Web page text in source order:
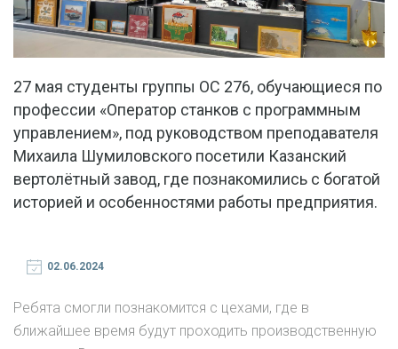
27 мая студенты группы ОС 276, обучающиеся по
профессии «Оператор станков с программным
управлением», под руководством преподавателя
Михаила Шумиловского посетили Казанский
вертолётный завод, где познакомились с богатой
историей и особенностями работы предприятия.
02.06.2024
Ребята смогли познакомится с цехами, где в
ближайшее время будут проходить производственную